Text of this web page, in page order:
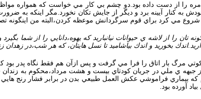
مره را از دست داده بود.دو چشم بي كار مي خواست كه همواره
به كنار آيينه برد و ديگر از جايش تكان نخورد.مگر اينكه به
شروع مي كرد براي قوم سرگردانش موعظه كردن،البته من اينگونه
تان را از لاشه ي حيوانات نيانباريد كه يهوه،دانايي را از شما
بخوريد و اندك بياشاميد تا نسل هايتان، كه هر شب،در زهدان
مرگ بار اتاق را فرا مي گرفت و پس ازآن هم فقط نگاه پدر
جبهه ي ملي در جريان كودتاي بيست و هشت مرداد،محكوم به زندان
كه بيماري فراموشي عكش العمل طبيعي بدن در برابر فشار رنج
آورده بود.